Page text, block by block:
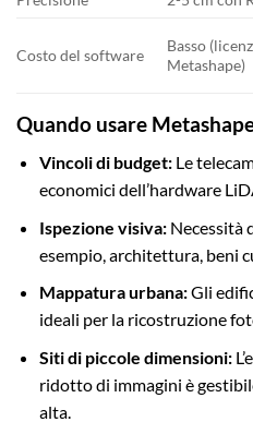
Costo del software
Basso
Metashape)
Quando usare
Vincoli di budget:Le
economici dell’hardware
Ispezione visiva:Necessità
esempio, architettura, beni
Mappatura urbana:Gli
ideali per la ricostruzione
Siti di piccole dimensioni:
ridotto di immagini è
alta.